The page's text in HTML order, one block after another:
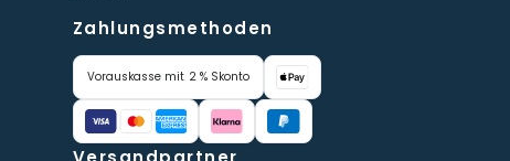
Zahlungsmethoden
Vorauskasse mit 2 % Skonto